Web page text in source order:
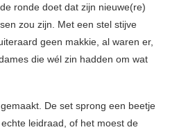
ronde doet dat zijn nieuwe(re)
zou zijn. Met een stel stijve
geen makkie, al waren er,
die wél zin hadden om wat
De set sprong een beetje
leidraad, of het moest de